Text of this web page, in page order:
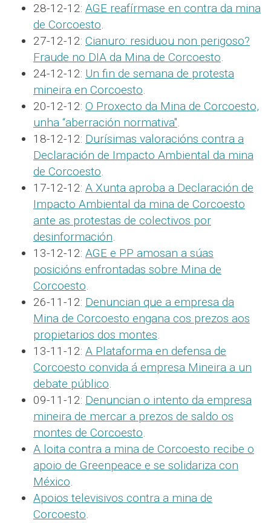
28-12-12: AGE reafírmase en contra da mina
de Corcoesto.
27-12-12: Cianuro: residuou non perigoso?
Fraude no DIA da Mina de Corcoesto.
24-12-12: Un fin de semana de protesta
mineira en Corcoesto.
20-12-12: O Proxecto da Mina de Corcoesto,
unha “aberración normativa".
18-12-12: Durísimas valoracións contra a
Declaración de Impacto Ambiental da mina
de Corcoesto.
17-12-12: A Xunta aproba a Declaración de
Impacto Ambiental da mina de Corcoesto
ante as protestas de colectivos por
desinformación.
13-12-12: AGE e PP amosan a súas
posicións enfrontadas sobre Mina de
Corcoesto.
26-11-12: Denuncian que a empresa da
Mina de Corcoesto engana cos prezos aos
propietarios dos montes.
13-11-12: A Plataforma en defensa de
Corcoesto convida á empresa Mineira a un
debate público.
09-11-12: Denuncian o intento da empresa
mineira de mercar a prezos de saldo os
montes de Corcoesto.
A loita contra a mina de Corcoesto recibe o
apoio de Greenpeace e se solidariza con
México.
Apoios televisivos contra a mina de
Corcoesto.